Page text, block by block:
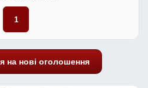
1
на нові оголошення